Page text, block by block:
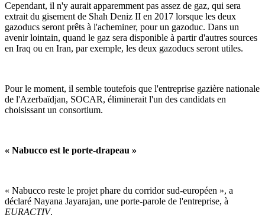
Cependant, il n'y aurait apparemment pas assez de gaz, qui sera
extrait du gisement de Shah Deniz II en 2017 lorsque les deux
gazoducs seront prêts à l'acheminer, pour un gazoduc. Dans un
avenir lointain, quand le gaz sera disponible à partir d'autres sources
en Iraq ou en Iran, par exemple, les deux gazoducs seront utiles.
Pour le moment, il semble toutefois que l'entreprise gazière nationale
de l'Azerbaïdjan, SOCAR, éliminerait l'un des candidats en
choisissant un consortium.
« Nabucco est le porte-drapeau »
« Nabucco reste le projet phare du corridor sud-européen », a
déclaré Nayana Jayarajan, une porte-parole de l'entreprise, à
EURACTIV.